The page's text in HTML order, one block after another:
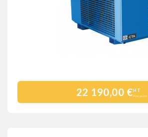
22 190,00 €HT
Prix public